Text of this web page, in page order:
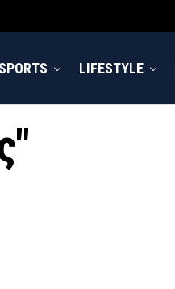
SPORTS LIFESTYLE